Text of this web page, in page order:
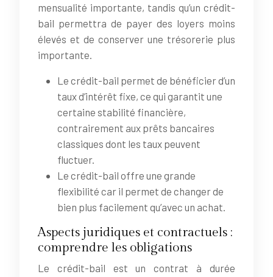
mensualité importante, tandis qu’un crédit-
bail permettra de payer des loyers moins
élevés et de conserver une trésorerie plus
importante.
Le crédit-bail permet de bénéficier d’un
taux d’intérêt fixe, ce qui garantit une
certaine stabilité financière,
contrairement aux prêts bancaires
classiques dont les taux peuvent
fluctuer.
Le crédit-bail offre une grande
flexibilité car il permet de changer de
bien plus facilement qu’avec un achat.
Aspects juridiques et contractuels :
comprendre les obligations
Le crédit-bail est un contrat à durée